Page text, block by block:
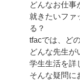
どんなお仕事
就きたいファ
る？
tfacでは、ど
どんな先生が
学生生活を詳
そんな疑問に